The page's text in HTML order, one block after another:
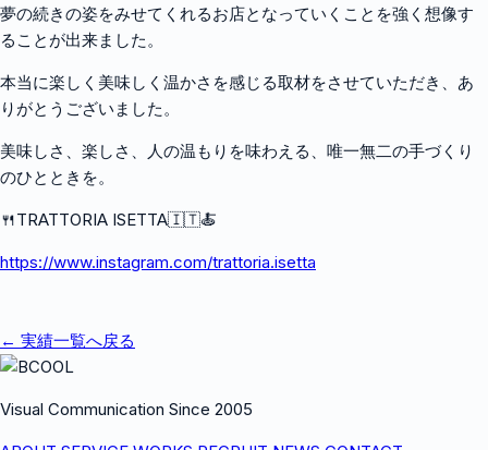
夢の続きの姿をみせてくれるお店となっていくことを強く想像す
ることが出来ました。
本当に楽しく美味しく温かさを感じる取材をさせていただき、あ
りがとうございました。
美味しさ、楽しさ、人の温もりを味わえる、唯一無二の手づくり
のひとときを。
🍴TRATTORIA ISETTA🇮🇹🍝
https://www.instagram.com/trattoria.isetta
← 実績一覧へ戻る
Visual Communication Since 2005